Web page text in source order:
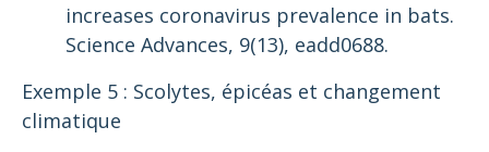
increases coronavirus prevalence in bats.
Science Advances, 9(13), eadd0688.
Exemple 5 : Scolytes, épicéas et changement
climatique